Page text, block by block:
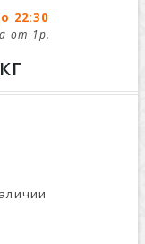
22:30
от 1р.